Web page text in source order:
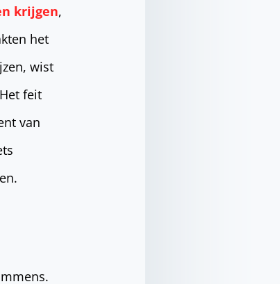
krijgen,
het
wist
feit
van